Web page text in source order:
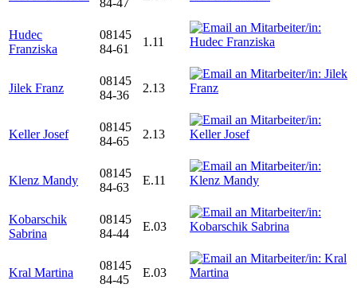
84-47
Hudec
Franziska
08145
84-61
1.11
Jilek Franz
08145
84-36
2.13
Keller Josef
08145
84-65
2.13
Klenz Mandy
08145
84-63
E.11
Kobarschik
Sabrina
08145
84-44
E.03
Kral Martina
08145
84-45
E.03